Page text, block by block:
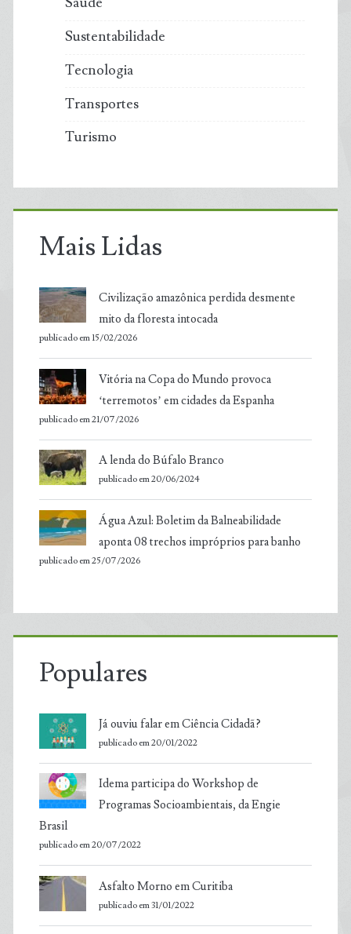
Sustentabilidade
Tecnologia
Transportes
Turismo
Mais Lidas
Civilização amazônica perdida desmente
mito da floresta intocada
publicado em 15/02/2026
Vitória na Copa do Mundo provoca
‘terremotos’ em cidades da Espanha
publicado em 21/07/2026
A lenda do Búfalo Branco
publicado em 20/06/2024
Água Azul: Boletim da Balneabilidade
aponta 08 trechos impróprios para banho
publicado em 25/07/2026
Populares
Já ouviu falar em Ciência Cidadã?
publicado em 20/01/2022
Idema participa do Workshop de
Programas Socioambientais, da Engie
Brasil
publicado em 20/07/2022
Asfalto Morno em Curitiba
publicado em 31/01/2022